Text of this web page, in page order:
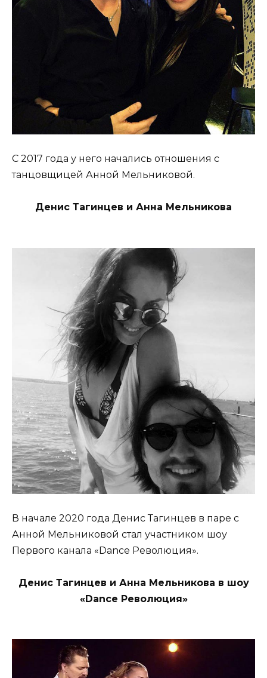
С 2017 года у него начались отношения с
танцовщицей Анной Мельниковой.
Денис Тагинцев и Анна Мельникова
В начале 2020 года Денис Тагинцев в паре с
Анной Мельниковой стал участником шоу
Первого канала «Dance Революция».
Денис Тагинцев и Анна Мельникова в шоу
«Dance Революция»